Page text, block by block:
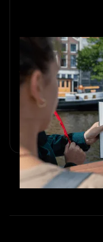
De kracht
bedrijven
Verbeter
verlagen, sterke
verhogen.